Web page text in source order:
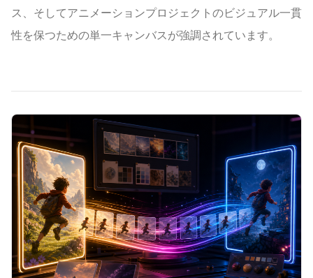
ス、そしてアニメーションプロジェクトのビジュアル一貫
性を保つための単一キャンバスが強調されています。